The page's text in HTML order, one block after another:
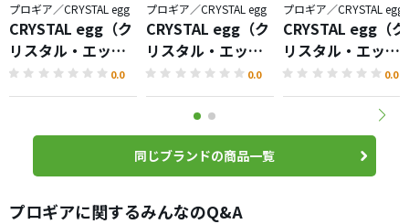
プロギア／CRYSTAL egg
CRYSTAL egg（ク
リスタル・エッ
グ）ユーティリテ
ィ
0.0
プロギア／CRYSTAL egg
CRYSTAL egg（ク
リスタル・エッ
グ）アイアン
0.0
プロギア／CRYSTAL egg
CRYSTAL egg（ク
リスタル・エッ
グ）ドライバー 0.0
同じブランドの商品一覧
プロギアに関するみんなのQ&A